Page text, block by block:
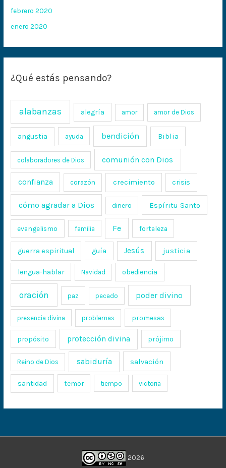
febrero 2020
enero 2020
¿Qué estás pensando?
alabanzas alegría amor amor de Dios
angustia ayuda bendición Biblia
colaboradores de Dios comunión con Dios
confianza corazón crecimiento crisis
cómo agradar a Dios dinero Espíritu Santo
evangelismo familia Fe fortaleza
guerra espiritual guía Jesús justicia
lengua-hablar Navidad obediencia
oración paz pecado poder divino
presencia divina problemas promesas
propósito protección divina prójimo
Reino de Dios sabiduría salvación
santidad temor tiempo victoria
2026